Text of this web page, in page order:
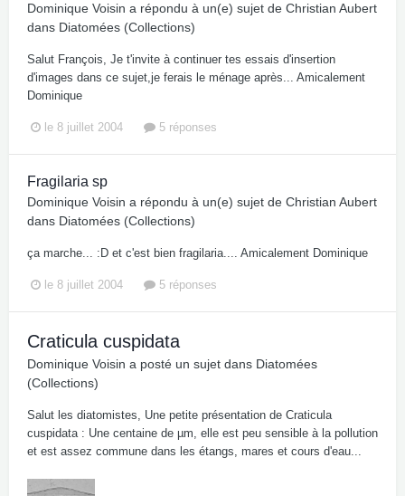
Dominique Voisin a répondu à un(e) sujet de Christian Aubert
dans Diatomées (Collections)
Salut François, Je t'invite à continuer tes essais d'insertion
d'images dans ce sujet,je ferais le ménage après... Amicalement
Dominique
le 8 juillet 2004 5 réponses
Fragilaria sp
Dominique Voisin a répondu à un(e) sujet de Christian Aubert
dans Diatomées (Collections)
ça marche... :D et c'est bien fragilaria.... Amicalement Dominique
le 8 juillet 2004 5 réponses
Craticula cuspidata
Dominique Voisin a posté un sujet dans Diatomées
(Collections)
Salut les diatomistes, Une petite présentation de Craticula
cuspidata : Une centaine de µm, elle est peu sensible à la pollution
et est assez commune dans les étangs, mares et cours d'eau...